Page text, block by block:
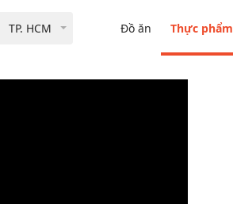
TP. HCM Đồ ăn Thực phẩm